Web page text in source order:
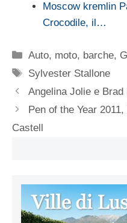
Moscow kremlin
Crocodile, il…
Categorie
Auto, moto, barche,
Tag
Sylvester Stallone
Angelina Jolie e Brad
Pen of the Year
Castell